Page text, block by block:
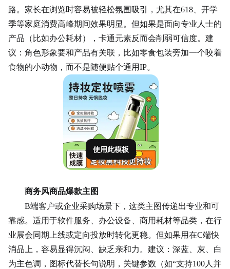
路。家长在浏览时容易被轻松氛围吸引，尤其在618 、开学
季等家庭消费高峰期间效果明显。但如果是面向专业人士的
产品（比如办公耗材），卡通元素反而会削弱可信度。建
议：角色形象要和产品有关联，比如零食包装旁加一个咬着
食物的小动物，而不是随便贴个通用IP。
使用此模板
商务风商品爆款主图
B端客户或企业采购场景下，这类主图传递出专业和可
靠感。适用于软件服务、办公设备、商用耗材等品类，在行
业展会同期上线或定向投放时转化更稳。但如果用在C端快
消品上，容易显得沉闷、缺乏亲和力。建议：深蓝、灰、白
为主色调，图标代替长句说明，关键参数（如“支持100人并